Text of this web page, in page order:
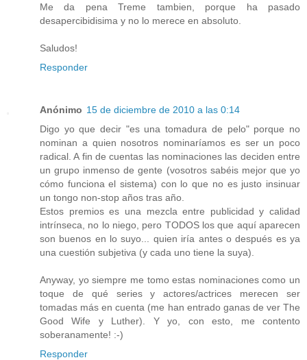
Me da pena Treme tambien, porque ha pasado
desapercibidisima y no lo merece en absoluto.
Saludos!
Responder
Anónimo 15 de diciembre de 2010 a las 0:14
Digo yo que decir "es una tomadura de pelo" porque no
nominan a quien nosotros nominaríamos es ser un poco
radical. A fin de cuentas las nominaciones las deciden entre
un grupo inmenso de gente (vosotros sabéis mejor que yo
cómo funciona el sistema) con lo que no es justo insinuar
un tongo non-stop años tras año.
Estos premios es una mezcla entre publicidad y calidad
intrínseca, no lo niego, pero TODOS los que aquí aparecen
son buenos en lo suyo... quien iría antes o después es ya
una cuestión subjetiva (y cada uno tiene la suya).
Anyway, yo siempre me tomo estas nominaciones como un
toque de qué series y actores/actrices merecen ser
tomadas más en cuenta (me han entrado ganas de ver The
Good Wife y Luther). Y yo, con esto, me contento
soberanamente! :-)
Responder